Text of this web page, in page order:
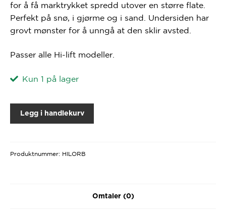
for å få marktrykket spredd utover en større flate.
Perfekt på snø, i gjørme og i sand. Undersiden har
grovt mønster for å unngå at den sklir avsted.
Passer alle Hi-lift modeller.
Kun 1 på lager
Legg i handlekurv
Produktnummer: HILORB
Omtaler (0)